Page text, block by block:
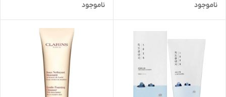
ناموجود
ناموجود